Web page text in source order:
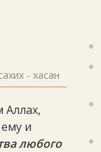
- хасан
Аллах,
и
любого